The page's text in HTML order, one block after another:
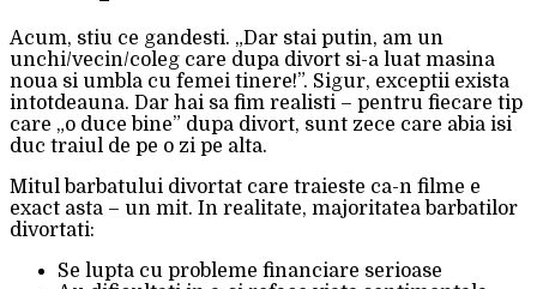
Acum, stiu ce gandesti. „Dar stai putin, am un
unchi/vecin/coleg care dupa divort si-a luat masina
noua si umbla cu femei tinere!”. Sigur, exceptii exista
intotdeauna. Dar hai sa fim realisti – pentru fiecare tip
care „o duce bine” dupa divort, sunt zece care abia isi
duc traiul de pe o zi pe alta.
Mitul barbatului divortat care traieste ca-n filme e
exact asta – un mit. In realitate, majoritatea barbatilor
divortati:
Se lupta cu probleme financiare serioase